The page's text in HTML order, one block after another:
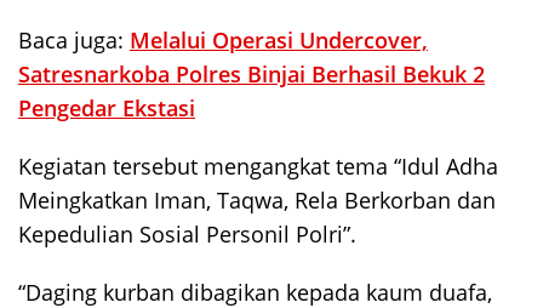
Baca juga: Melalui Operasi Undercover,
Satresnarkoba Polres Binjai Berhasil Bekuk 2
Pengedar Ekstasi
Kegiatan tersebut mengangkat tema “Idul Adha
Meingkatkan Iman, Taqwa, Rela Berkorban dan
Kepedulian Sosial Personil Polri”.
“Daging kurban dibagikan kepada kaum duafa,